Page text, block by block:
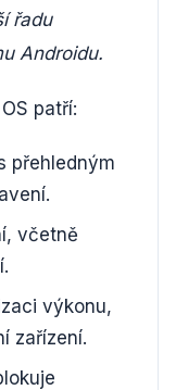
řadu
Androidu.
patří:
přehledným
včetně
výkonu,
zařízení.